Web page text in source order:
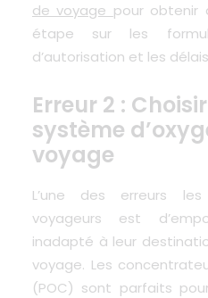
de voyage pour obtenir
étape sur les
d’autorisation et les
Erreur 2 :
système
voyage
L’une des erreurs
voyageurs est
inadapté à leur
voyage. Les
(POC) sont parfaits